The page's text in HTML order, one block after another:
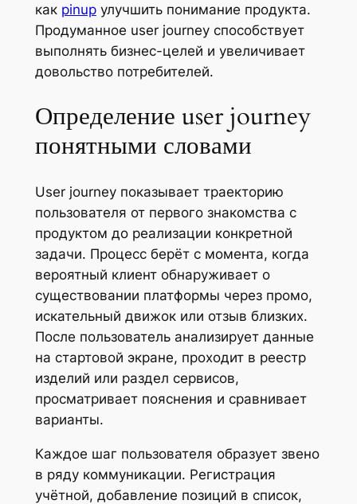
как pinupулучшить понимание продукта.
Продуманное user journey способствует
выполнять бизнес-целей и увеличивает
довольство потребителей.
Определение user journey
понятными словами
User journey показывает траекторию
пользователя от первого знакомства с
продуктом до реализации конкретной
задачи. Процесс берёт с момента, когда
вероятный клиент обнаруживает о
существовании платформы через промо,
искательный движок или отзыв близких.
После пользователь анализирует данные
на стартовой экране, проходит в реестр
изделий или раздел сервисов,
просматривает пояснения и сравнивает
варианты.
Каждое шаг пользователя образует звено
в ряду коммуникации. Регистрация
учётной, добавление позиций в список,